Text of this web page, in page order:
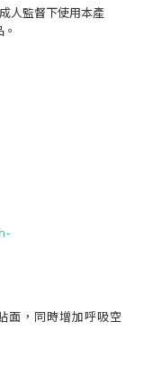
人監督下使用本產
面，同時增加呼吸空